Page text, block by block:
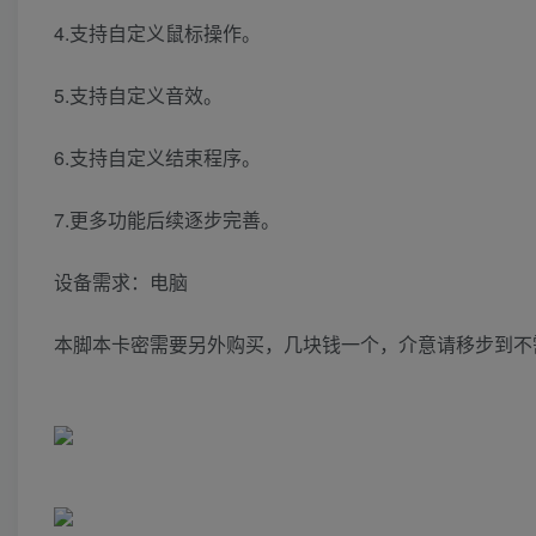
4.支持自定义鼠标操作。
5.支持自定义音效。
6.支持自定义结束程序。
7.更多功能后续逐步完善。
设备需求：电脑
本脚本卡密需要另外购买，几块钱一个，介意请移步到